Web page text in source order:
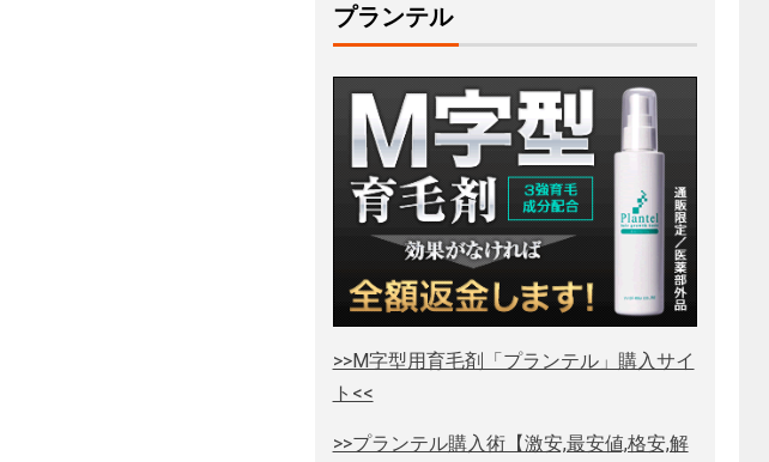
プランテル
>>M字型用育毛剤「プランテル」購入サイ
ト<<
>>プランテル購入術【激安,最安値,格安,解